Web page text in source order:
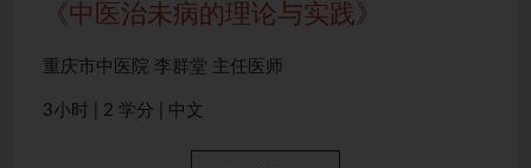
《中医治未病的理论与实践》
重庆市中医院 李群堂 主任医师
3小时 | 2 学分 | 中文